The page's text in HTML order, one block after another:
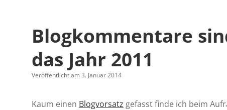
Blogkommentare
das Jahr 2011
Veröffentlicht am 3. Januar 2014
Kaum einen Blogvorsatz gefasst finde ich beim